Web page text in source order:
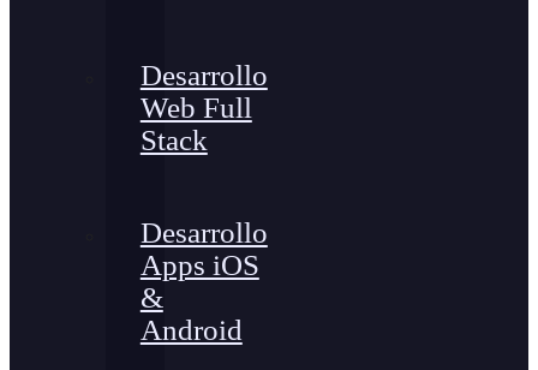
Desarrollo
Web Full
Stack
Desarrollo
Apps iOS
&
Android